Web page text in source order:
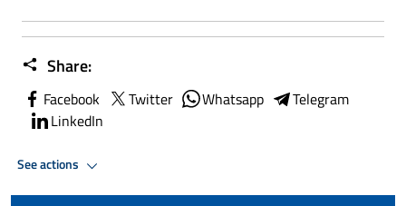
Share:
Facebook Twitter Whatsapp
Telegram
LinkedIn
See actions